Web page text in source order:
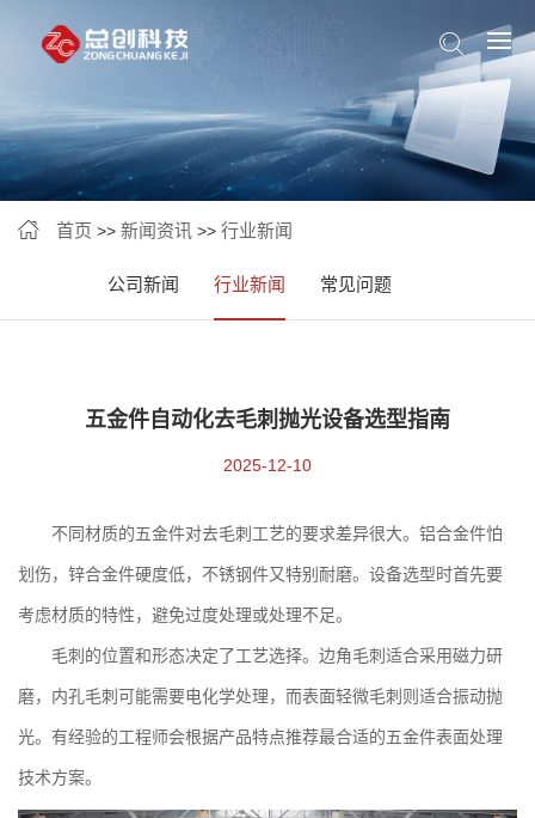
首页 >> 新闻资讯 >> 行业新闻
公司新闻 行业新闻 常见问题
五金件自动化去毛刺抛光设备选型指南
2025-12-10
不同材质的五金件对去毛刺工艺的要求差异很大。铝合金件怕
划伤，锌合金件硬度低，不锈钢件又特别耐磨。设备选型时首先要
考虑材质的特性，避免过度处理或处理不足。
毛刺的位置和形态决定了工艺选择。边角毛刺适合采用磁力研
磨，内孔毛刺可能需要电化学处理，而表面轻微毛刺则适合振动抛
光。有经验的工程师会根据产品特点推荐最合适的五金件表面处理
技术方案。